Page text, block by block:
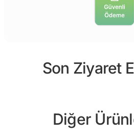
Son Ziyaret
Diğer